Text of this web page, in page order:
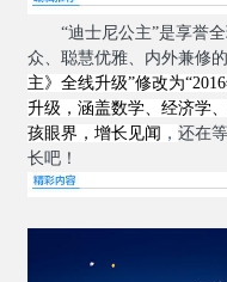
“迪士尼公主”是享誉
众、聪慧优雅、内外兼修的
主》全线升级”修改为“2016
升级，涵盖数学、经济学
孩眼界，增长见闻 ，还在
长吧！